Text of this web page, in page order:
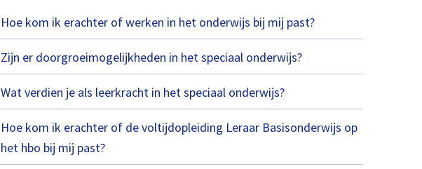
Hoe kom ik erachter of werken in het onderwijs bij mij past?
Zijn er doorgroeimogelijkheden in het speciaal onderwijs?
Wat verdien je als leerkracht in het speciaal onderwijs?
Hoe kom ik erachter of de voltijdopleiding Leraar Basisonderwijs op
het hbo bij mij past?